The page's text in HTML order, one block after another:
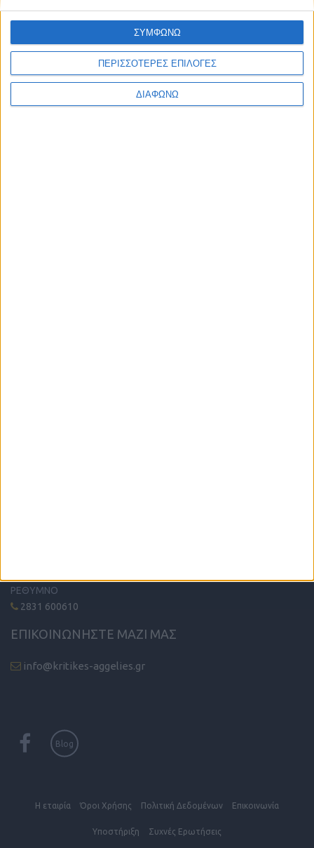
ΠΕΡΙΣΣΟΤΕΡΕΣ ΕΠΙΛΟΓΕΣ
ΔΙΑΦΩΝΩ
ΣΥΜΦΩΝΩ
ΡΕΘΥΜΝΟ
2831 600610
ΕΠΙΚΟΙΝΩΝΗΣΤΕ ΜΑΖΙ ΜΑΣ
info@kritikes-aggelies.gr
Blog
Η εταιρία Όροι Xρήσης Πολιτική Δεδομένων Επικοινωνία
Υποστήριξη Συχνές Eρωτήσεις